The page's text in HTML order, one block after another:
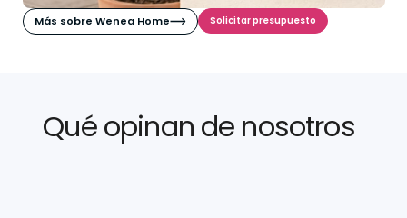
Más sobre Wenea Home Solicitar presupuesto
Qué opinan de nosotros